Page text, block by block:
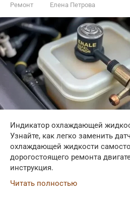
Ремонт Елена Петрова
Индикатор охлаждающей
Узнайте, как легко заменить
охлаждающей жидкости
дорогостоящего ремонта
инструкция.
Читать полностью